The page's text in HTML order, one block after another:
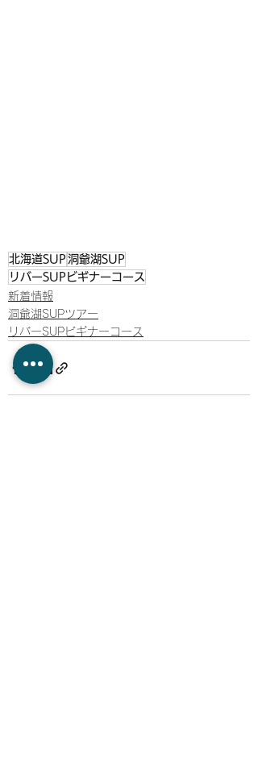
北海道SUP洞爺湖SUP
リバーSUPビギナーコース
新着情報
洞爺湖SUPツアー
リバーSUPビギナーコース